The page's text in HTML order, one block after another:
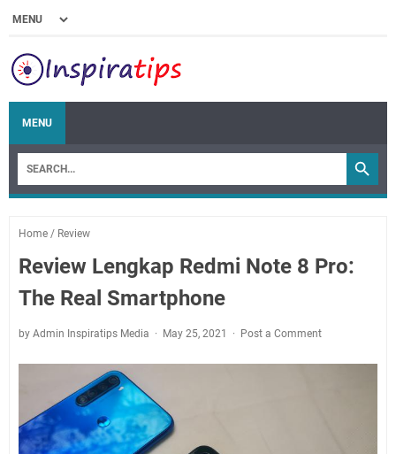
MENU
Home / Review
Review Lengkap Redmi Note 8 Pro:
The Real Smartphone
by Admin Inspiratips Media May 25, 2021 Post a Comment